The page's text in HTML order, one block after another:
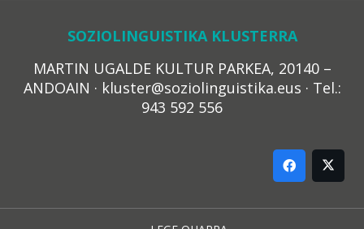
SOZIOLINGUISTIKA KLUSTERRA
MARTIN UGALDE KULTUR PARKEA, 20140 –
ANDOAIN · kluster@soziolinguistika.eus · Tel.:
943 592 556